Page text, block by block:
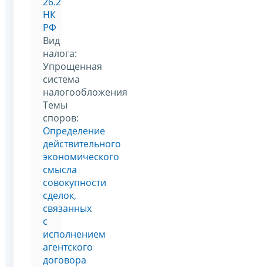
НК
РФ
Вид
налога:
Упрощенная
система
налогообложения
Темы
споров:
Определение
действительного
экономического
смысла
совокупности
сделок,
связанных
с
исполнением
агентского
договора